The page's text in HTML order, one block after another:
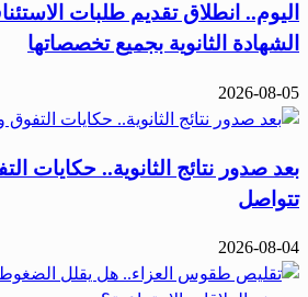
اليوم.. انطلاق تقديم طلبات
الشهادة الثانوية بجميع تخصصاتها
2026-08-05
بعد صدور نتائج الثانوية.. حكايات
تتواصل
2026-08-04